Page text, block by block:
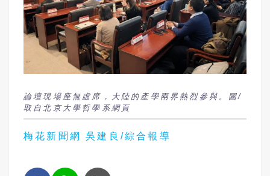
論壇現場座無虛席，大陸的產學兩界熱烈參與。圖/
取自北京大學哲學系網頁
梅花新聞網 吳建良/綜合報導